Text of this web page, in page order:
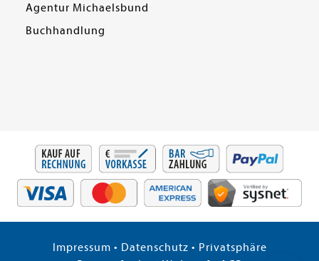
Agentur Michaelsbund
Buchhandlung
Impressum • Datenschutz • Privatsphäre